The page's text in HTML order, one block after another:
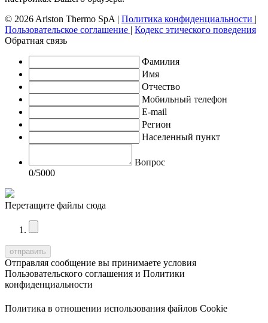
© 2026 Ariston Thermo SpA | Политика конфиденциальности |
Пользовательское соглашение | Кодекс этического поведения
Обратная связь
Фамилия
Имя
Отчество
Мобильный телефон
E-mail
Регион
Населенный пункт
Вопрос
0/5000
Перетащите файлы сюда
Отправляя сообщение вы принимаете условия
Пользовательского соглашения и Политики
конфиденциальности
Политика в отношении использования файлов Cookie